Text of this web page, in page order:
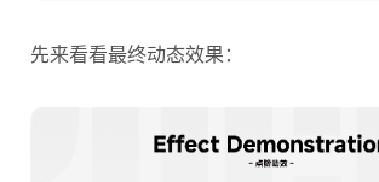
先来看看最终动态效果：